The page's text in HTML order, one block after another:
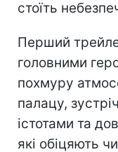
стоїть
Перший
головними
похмуру
палацу,
істотами та
які обіцяють